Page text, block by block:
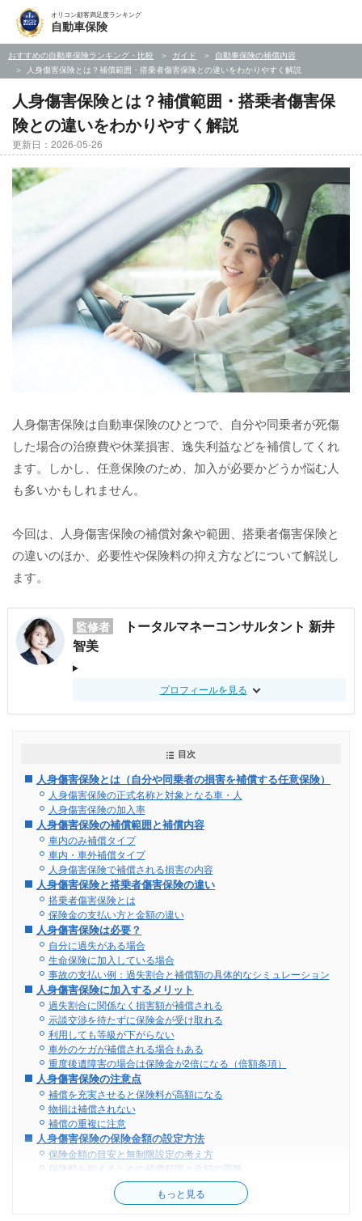
オリコン顧客満足度ランキング
自動車保険
おすすめの自動車保険ランキング・比較 ガイド
自動車保険の補償内容
人身傷害保険とは？補償範囲・搭乗者傷害保険との違いをわかりやすく解説
人身傷害保険とは？補償範囲・搭乗者傷害保
険との違いをわかりやすく解説
更新日：2026-05-26
人身傷害保険は自動車保険のひとつで、自分や同乗者が死傷
した場合の治療費や休業損害、逸失利益などを補償してくれ
ます。しかし、任意保険のため、加入が必要かどうか悩む人
も多いかもしれません。
今回は、人身傷害保険の補償対象や範囲、搭乗者傷害保険と
の違いのほか、必要性や保険料の抑え方などについて解説し
ます。
監修者
トータルマネーコンサルタント 新井
智美
プロフィールを見る
もっと見る
目次
人身傷害保険とは（自分や同乗者の損害を補償する任意保険）
人身傷害保険の正式名称と対象となる車・人
人身傷害保険の加入率
人身傷害保険の補償範囲と補償内容
車内のみ補償タイプ
車内・車外補償タイプ
人身傷害保険で補償される損害の内容
人身傷害保険と搭乗者傷害保険の違い
搭乗者傷害保険とは
保険金の支払い方と金額の違い
人身傷害保険は必要？
自分に過失がある場合
生命保険に加入している場合
事故の支払い例：過失割合と補償額の具体的なシミュレーション
人身傷害保険に加入するメリット
過失割合に関係なく損害額が補償される
示談交渉を待たずに保険金が受け取れる
利用しても等級が下がらない
車外のケガが補償される場合もある
重度後遺障害の場合は保険金が2倍になる（倍額条項）
人身傷害保険の注意点
補償を充実させると保険料が高額になる
物損は補償されない
補償の重複に注意
人身傷害保険の保険金額の設定方法
保険金額の目安と無制限設定の考え方
保険料を抑えるための補償範囲と金額の調整
人身傷害保険でまさかの事故に備えよう